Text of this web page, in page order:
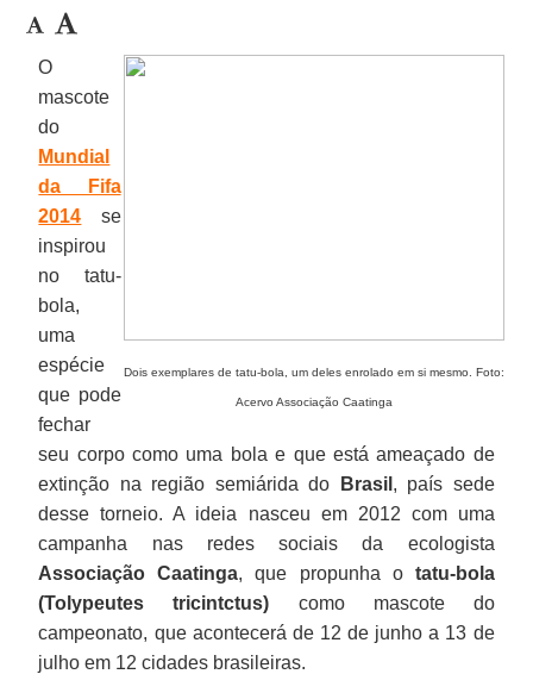
Dois exemplares de tatu-bola, um deles enrolado em si mesmo. Foto:
Acervo Associação Caatinga
O
mascote
do
Mundial
da Fifa
2014 se
inspirou
no tatu-
bola,
uma
espécie
que pode
fechar
seu corpo como uma bola e que está ameaçado de
extinção na região semiárida do
Brasil , país sede
desse torneio. A ideia nasceu em 2012 com uma
campanha nas redes sociais da ecologista
Associação Caatinga, que propunha o tatu-bola
(Tolypeutes tricintctus) como mascote do
campeonato, que acontecerá de 12 de junho a 13 de
julho em 12 cidades brasileiras.